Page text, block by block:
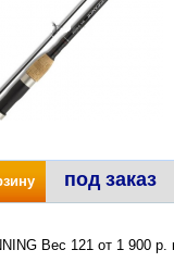
под заказ
Вес 121 от 1 900 р.